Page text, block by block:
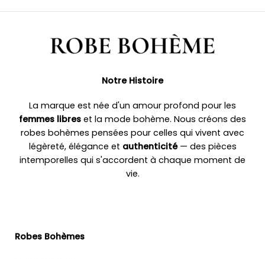
Notre Histoire
La marque est née d'un amour profond pour les
femmes libres et la mode bohème. Nous créons des
robes bohèmes pensées pour celles qui vivent avec
légèreté, élégance et authenticité— des pièces
intemporelles qui s'accordent à chaque moment de
vie.
Robes Bohèmes